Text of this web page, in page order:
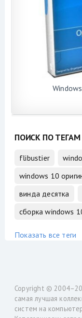
ПОИСК ПО ТЕГАМ
flibustier
windows 10
винда десятка
сборка windows
Показать все теги
Copyright ©
самая лучшая
систем на